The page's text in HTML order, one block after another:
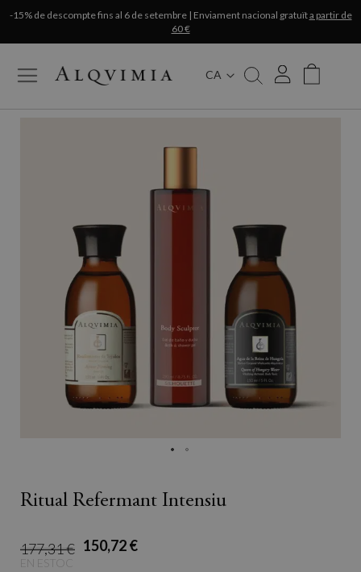
-15% de descompte fins al 6 de setembre | Enviament nacional gratuïta partir de
60 €
CA
My Cart
Ritual Refermant Intensiu
150,72 €
177,31 €
EN ESTOC